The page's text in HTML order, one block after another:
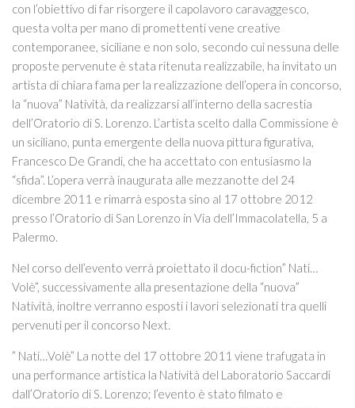
con l’obiettivo di far risorgere il capolavoro caravaggesco,
questa volta per mano di promettenti vene creative
contemporanee, siciliane e non solo, secondo cui nessuna delle
proposte pervenute è stata ritenuta realizzabile, ha invitato un
artista di chiara fama per la realizzazione dell’opera in concorso,
la “nuova” Natività, da realizzarsi all’interno della sacrestia
dell’Oratorio di S. Lorenzo. L’artista scelto dalla Commissione è
un siciliano, punta emergente della nuova pittura figurativa,
Francesco De Grandi, che ha accettato con entusiasmo la
“sfida”. L’opera verrà inaugurata alle mezzanotte del 24
dicembre 2011 e rimarrà esposta sino al 17 ottobre 2012
presso l’Oratorio di San Lorenzo in Via dell’Immacolatella, 5 a
Palermo.
Nel corso dell’evento verrà proiettato il docu-fiction” Nati…
Volè”, successivamente alla presentazione della “nuova”
Natività, inoltre verranno esposti i lavori selezionati tra quelli
pervenuti per il concorso Next.
” Nati…Volè” La notte del 17 ottobre 2011 viene trafugata in
una performance artistica la Natività del Laboratorio Saccardi
dall’Oratorio di S. Lorenzo; l’evento è stato filmato e